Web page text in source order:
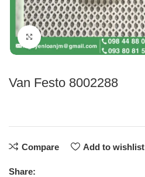
Click to enlarge
Van Festo 8002288
Compare Add to wishlist
Share: